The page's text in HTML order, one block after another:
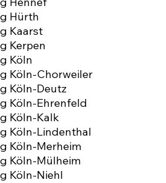
Hürth
Kaarst
Kerpen
Köln
Köln-Chorweiler
Köln-Deutz
Köln-Ehrenfeld
Köln-Kalk
Köln-Lindenthal
Köln-Merheim
Köln-Mülheim
Köln-Niehl